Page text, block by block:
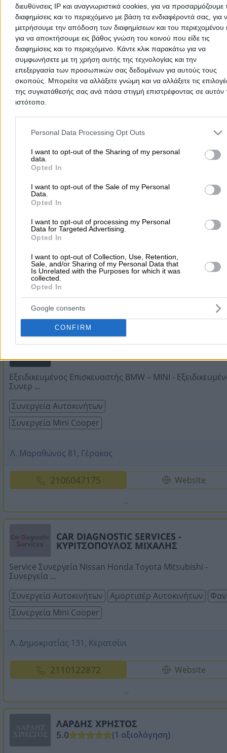
διευθύνσεις IP και αναγνωριστικά cookies, για να προσαρμόζουμε
διαφημίσεις και το περιεχόμενο με βάση τα ενδιαφέροντά σας, για
μετρήσουμε την απόδοση των διαφημίσεων και του περιεχομένου
για να αποκτήσουμε εις βάθος γνώση του κοινού που είδε τις
διαφημίσεις και το περιεχόμενο. Κάντε κλικ παρακάτω για να
συμφωνήσετε με τη χρήση αυτής της τεχνολογίας και την
επεξεργασία των προσωπικών σας δεδομένων για αυτούς τους
σκοπούς. Μπορείτε να αλλάξετε γνώμη και να αλλάξετε τις
της συγκατάθεσής σας ανά πάσα στιγμή επιστρέφοντας σε αυτόν
ιστότοπο.
Please note that this website/app uses one or more Google
and may gather and store information including but not limited to
to Google and its third-party tags to use your data for below
purposes in below Google consent section.
Personal Data Processing Opt Outs
I want to opt-out of the Sharing of my personal
data.
Opted In
I want to opt-out of the Sale of my Personal
Data.
Opted In
I want to opt-out of processing my Personal
Data for Targeted Advertising.
Opted In
I want to opt-out of Collection, Use, Retention,
Sale, and/or Sharing of my Personal Data that
Is Unrelated with the Purposes for which it was
collected.
Opted In
Google consents
CONFIRM
Service Αυτοκινήτων - Σέρβις Όλων των Αυτοκινήτων -
Peugeot ...
Συνεργεία Αυτοκινήτων
Αμορτισέρ Αυτοκινήτων
Συνεργεία Mini Cooper
Γούναρη Δημητρίου 88, Μαρούσι
ΤΣΙΛΙΜΠΟΝΗ ΑΦΟΙ Ο.Ε.
Συνεργείο Αυτοκινήτων
Συνεργεία Mini Cooper
Προέκταση Μακρυγιάννη, Εύοσμος
2310514866
Εξειδικευμένος Επισκευαστής BMW – MINI -
Συνερ ...
Συνεργεία Αυτοκινήτων
Συνεργεία Mini Cooper
Λ. Μαραθώνος 81, Γέρακας
2106047175 Website
CAR DIAGNOSTIC SERVICES -
ΚΥΡΙΤΣΟΠΟΥΛΟΣ ΜΙΧΑΛΗΣ
Service Συνεργεία Nissan Honda Toyota Mitsubishi -
Συνεργεία ...
Συνεργεία Αυτοκινήτων
Αμορτισέρ Αυτοκινήτων
Συνεργεία Mini Cooper
Λ. Δημοκρατίας 131, Κερατσίνι
2110122872 Website
ΛΑΡΔΗΣ ΧΡΗΣΤΟΣ
5.0
(1 αξιολόγηση)